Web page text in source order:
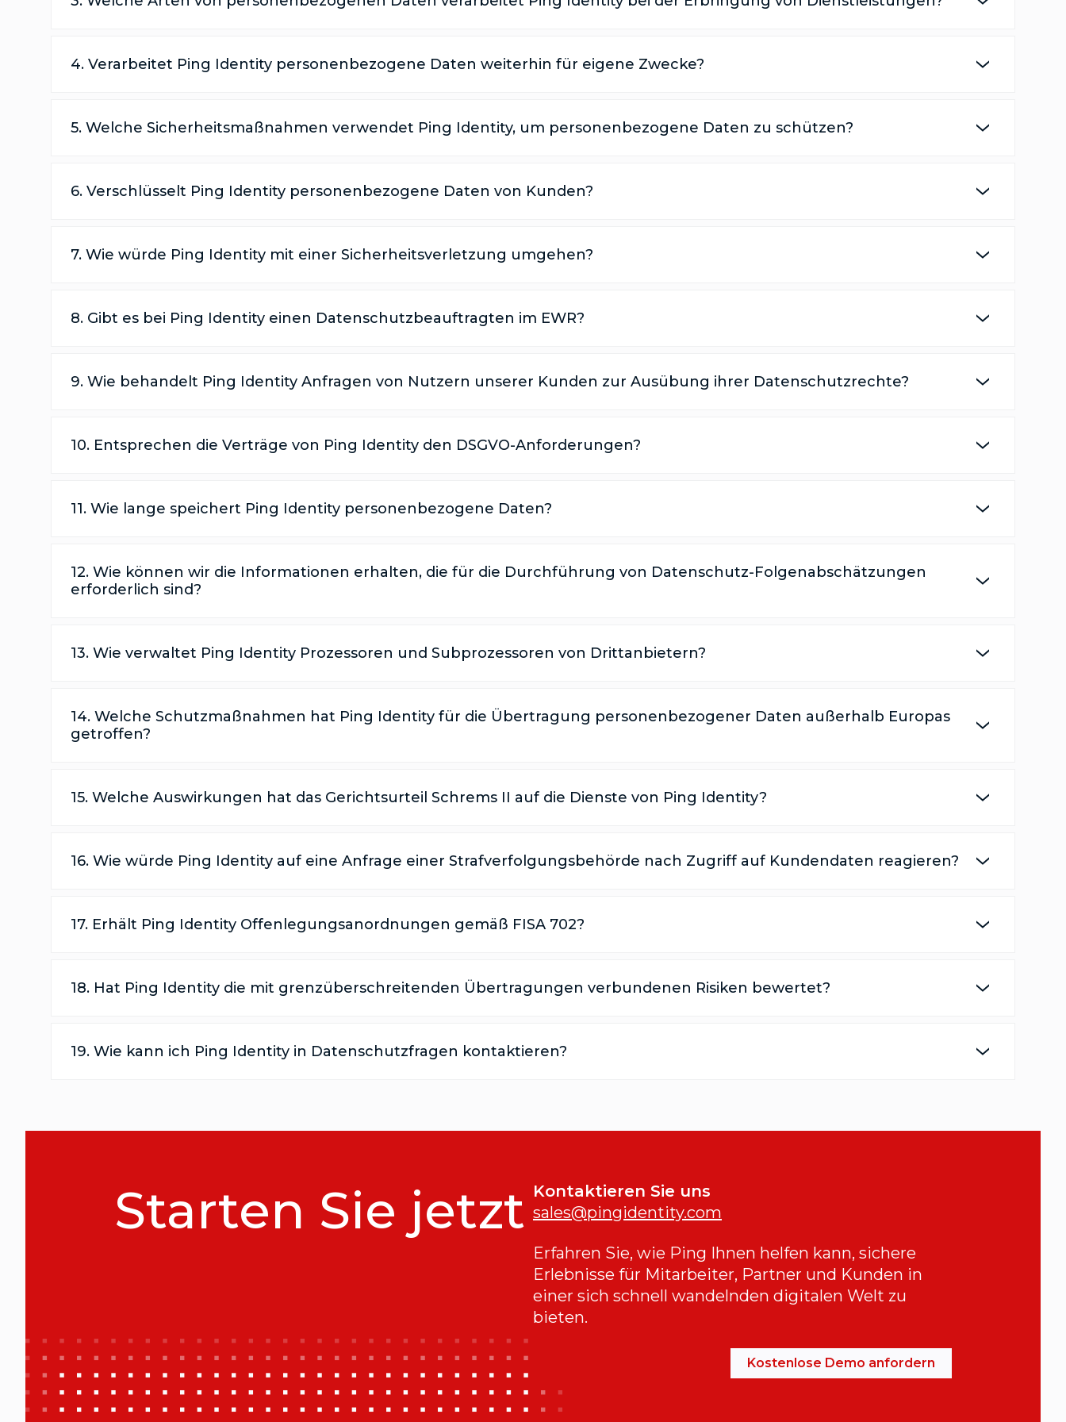
4. Verarbeitet Ping Identity personenbezogene Daten weiterhin für eigene Zwecke?
5. Welche Sicherheitsmaßnahmen verwendet Ping Identity, um personenbezogene Daten zu schützen?
6. Verschlüsselt Ping Identity personenbezogene Daten von Kunden?
7. Wie würde Ping Identity mit einer Sicherheitsverletzung umgehen?
8. Gibt es bei Ping Identity einen Datenschutzbeauftragten im EWR?
9. Wie behandelt Ping Identity Anfragen von Nutzern unserer Kunden zur Ausübung ihrer Datenschutzrechte?
10. Entsprechen die Verträge von Ping Identity den DSGVO-Anforderungen?
11. Wie lange speichert Ping Identity personenbezogene Daten?
12. Wie können wir die Informationen erhalten, die für die Durchführung von Datenschutz-Folgenabschätzungen
erforderlich sind?
13. Wie verwaltet Ping Identity Prozessoren und Subprozessoren von Drittanbietern?
14. Welche Schutzmaßnahmen hat Ping Identity für die Übertragung personenbezogener Daten außerhalb Europas
getroffen?
15. Welche Auswirkungen hat das Gerichtsurteil Schrems II auf die Dienste von Ping Identity?
16. Wie würde Ping Identity auf eine Anfrage einer Strafverfolgungsbehörde nach Zugriff auf Kundendaten reagieren?
17. Erhält Ping Identity Offenlegungsanordnungen gemäß FISA 702?
18. Hat Ping Identity die mit grenzüberschreitenden Übertragungen verbundenen Risiken bewertet?
19. Wie kann ich Ping Identity in Datenschutzfragen kontaktieren?
Starten Sie jetzt Kontaktieren Sie uns
sales@pingidentity.com
Erfahren Sie, wie Ping Ihnen helfen kann, sichere
Erlebnisse für Mitarbeiter, Partner und Kunden in
einer sich schnell wandelnden digitalen Welt zu
bieten.
Kostenlose Demo anfordern